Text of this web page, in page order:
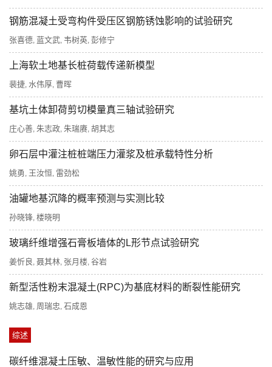
钢筋混凝土受弯构件受压区钢筋锈蚀影响的试验研究
张喜德 蓝文武 韦树英 彭修宁
上海软土地基长桩荷载传递新模型
裴捷 水伟厚 曹晖
基坑土体卸荷剪切模量真三轴试验研究
庄心善 朱志政 朱瑞赓 胡其志
卵石层中灌注桩桩端压力灌浆及桩承载特性分析
姚勇 王汝恒 雷劲松
油罐地基沉降的概率预测与实测比较
孙晓锋 楼晓明
玻璃纤维增强石膏板墙体的L形节点试验研究
姜忻良 聂其林 张月楼 谷岩
新型活性粉末混凝土(RPC)为基底材料的断裂性能研究
姚志雄 周瑞忠 石成恩
综述
碳纤维混凝土压敏、温敏性能的研究与应用